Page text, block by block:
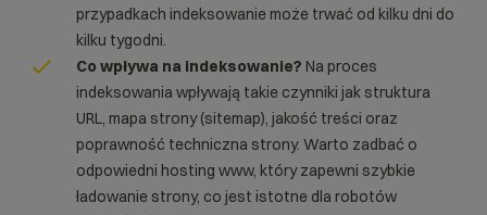
przypadkach indeksowanie może trwać od kilku dni do
kilku tygodni.
Co wpływa na indeksowanie? Na proces
indeksowania wpływają takie czynniki jak struktura
URL, mapa strony (sitemap), jakość treści oraz
poprawność techniczna strony. Warto zadbać o
odpowiedni hosting www, który zapewni szybkie
ładowanie strony, co jest istotne dla robotów